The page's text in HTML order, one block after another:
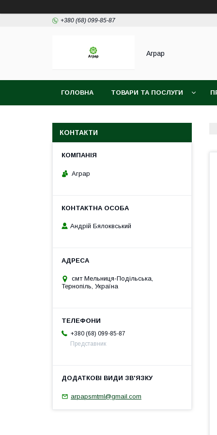
+380 (68) 099-85-87
Аграр
ГОЛОВНА ТОВАРИ ТА ПОСЛУГИ
КОНТАКТИ
Аграр
Андрій Бялоквський
смт Мельниця-Подільська,
Тернопіль, Україна
+380 (68) 099-85-87
Представник
arpapsmtml@gmail.com